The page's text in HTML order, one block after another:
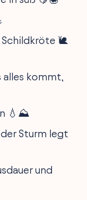
Schildkröte 🐌
alles kommt,
💧⛰️
Sturm legt
und